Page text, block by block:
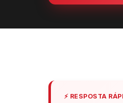
⚡ RESPOSTA